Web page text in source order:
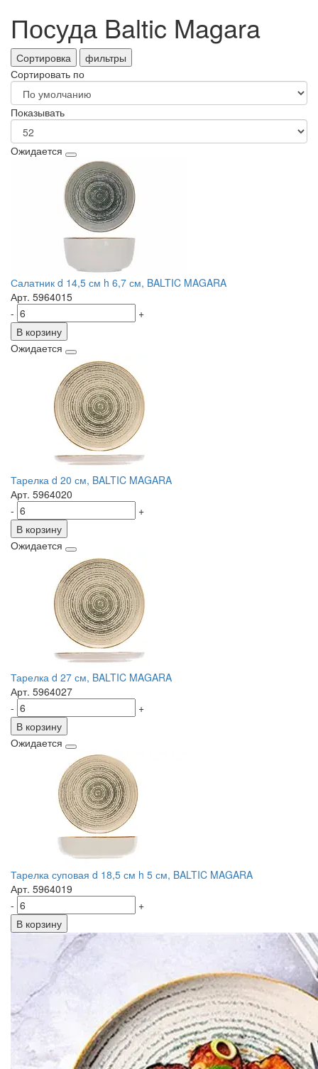
Посуда Baltic Magara
Сортировка
фильтры
Сортировать по
Показывать
Ожидается
Салатник d 14,5 см h 6,7 см, BALTIC MAGARA
Арт. 5964015
-
+
В корзину
Ожидается
Тарелка d 20 см, BALTIC MAGARA
Арт. 5964020
-
+
В корзину
Ожидается
Тарелка d 27 см, BALTIC MAGARA
Арт. 5964027
-
+
В корзину
Ожидается
Тарелка суповая d 18,5 см h 5 см, BALTIC MAGARA
Арт. 5964019
-
+
В корзину